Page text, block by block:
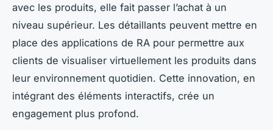
avec les produits, elle fait passer l’achat à un
niveau supérieur. Les détaillants peuvent mettre en
place des applications de RA pour permettre aux
clients de visualiser virtuellement les produits dans
leur environnement quotidien. Cette innovation, en
intégrant des éléments interactifs, crée un
engagement plus profond.